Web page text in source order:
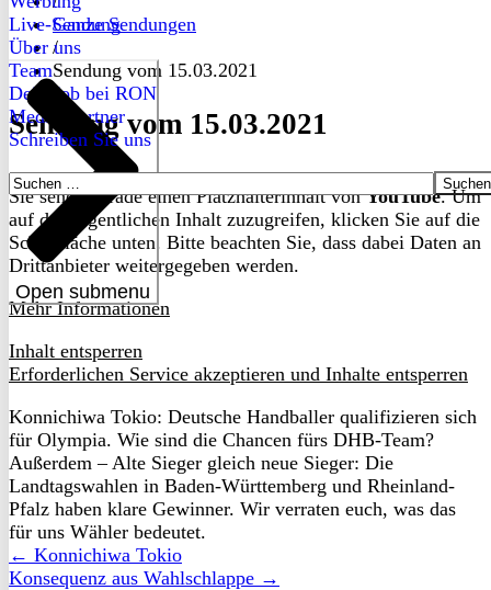
Live-Sendung
Über uns
Open submenu
Team
Dein Job bei RON
Medienpartner
Schreiben Sie uns
Suchen
nach:
Ganze Sendungen
/
Sendung vom 15.03.2021
Sendung vom 15.03.2021
Sie sehen gerade einen Platzhalterinhalt vonYouTube. Um
auf den eigentlichen Inhalt zuzugreifen, klicken Sie auf die
Schaltfläche unten. Bitte beachten Sie, dass dabei Daten an
Drittanbieter weitergegeben werden.
Mehr Informationen
Inhalt entsperren
Erforderlichen Service akzeptieren und Inhalte entsperren
Konnichiwa Tokio: Deutsche Handballer qualifizieren sich
für Olympia. Wie sind die Chancen fürs DHB-Team?
Außerdem – Alte Sieger gleich neue Sieger: Die
Landtagswahlen in Baden-Württemberg und Rheinland-
Pfalz haben klare Gewinner. Wir verraten euch, was das
für uns Wähler bedeutet.
← Konnichiwa Tokio
Konsequenz aus Wahlschlappe →